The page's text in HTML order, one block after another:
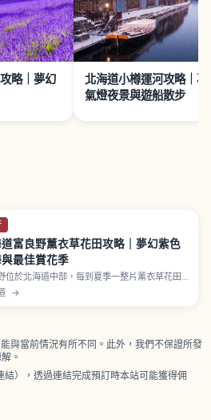
略｜夢幻
北海道小樽運河攻略｜
氣燈夜景與遊船散步
富良野薰衣草花田攻略｜夢幻紫色
最佳賞花季
位於北海道中部，每到夏季一整片薰衣草花田
夢幻的紫色海洋。文章介紹花季時間、最佳觀
、與罌粟、向日葵等花卉交織而成的繽紛花
→
與當前情況有所不同。此外，我們不保證所發
。
結），透過連結完成預訂時本站可能獲得佣